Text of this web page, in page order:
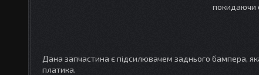
покидаючи
Дана запчастина є підсилювачем заднього бампера,
платика.